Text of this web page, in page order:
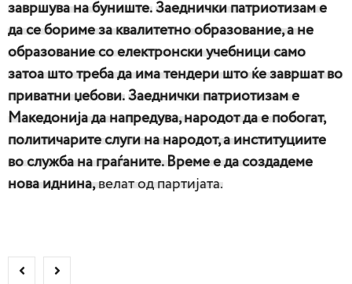
завршува на буниште. Заеднички патриотизам е
да се бориме за квалитетно образование, а не
образование со електронски учебници само
затоа што треба да има тендери што ќе завршат во
приватни џебови. Заеднички патриотизам е
Македонија да напредува, народот да е побогат,
политичарите слуги на народот, а институциите
во служба на граѓаните. Време е да создадеме
нова иднина,велат од партијата.